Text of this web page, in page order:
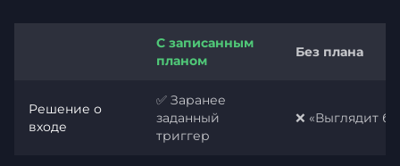
С записанным
планом
Без плана
Решение о
входе
✅ Заранее
заданный
триггер
❌ «Выглядит